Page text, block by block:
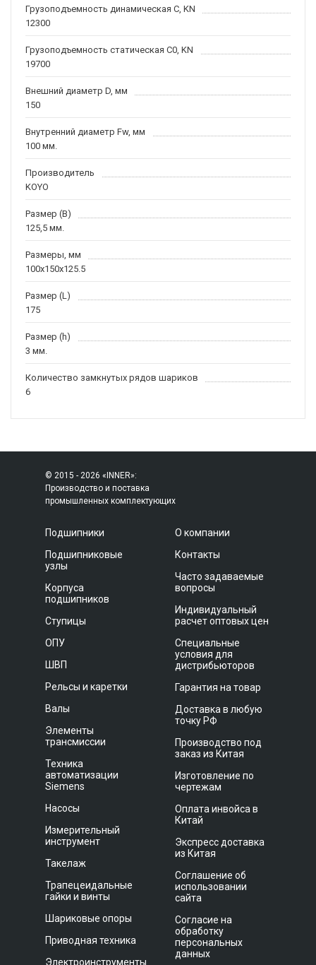
Грузоподъемность динамическая C, KN
12300
Грузоподъемность статическая C0, KN
19700
Внешний диаметр D, мм
150
Внутренний диаметр Fw, мм
100 мм.
Производитель
KOYO
Размер (B)
125,5 мм.
Размеры, мм
100x150x125.5
Размер (L)
175
Размер (h)
3 мм.
Количество замкнутых рядов шариков
6
© 2015 - 2026 «INNER»:
Производство и поставка
промышленных комплектующих
Подшипники
Подшипниковые
узлы
Корпуса
подшипников
Ступицы
ОПУ
ШВП
Рельсы и каретки
Валы
Элементы
трансмиссии
Техника
автоматизации
Siemens
Насосы
Измерительный
инструмент
Такелаж
Трапецеидальные
гайки и винты
Шариковые опоры
Приводная техника
Электроинструменты
О компании
Контакты
Часто задаваемые
вопросы
Индивидуальный
расчет оптовых цен
Специальные
условия для
дистрибьюторов
Гарантия на товар
Доставка в любую
точку РФ
Производство под
заказ из Китая
Изготовление по
чертежам
Оплата инвойса в
Китай
Экспресс доставка
из Китая
Соглашение об
использовании
сайта
Согласие на
обработку
персональных
данных